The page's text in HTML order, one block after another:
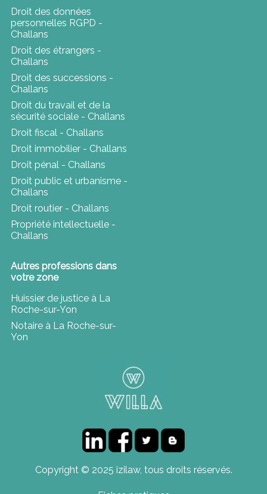
Droit des données
personnelles RGPD -
Challans
Droit des étrangers -
Challans
Droit des successions -
Challans
Droit du travail et de la
sécurité sociale - Challans
Droit fiscal - Challans
Droit immobilier - Challans
Droit pénal - Challans
Droit public et urbanisme -
Challans
Droit routier - Challans
Propriété intellectuelle -
Challans
Autres professions dans
votre zone
Huissier de justice à La
Roche-sur-Yon
Notaire à La Roche-sur-
Yon
Copyright © 2025 izilaw, tous droits réservés.